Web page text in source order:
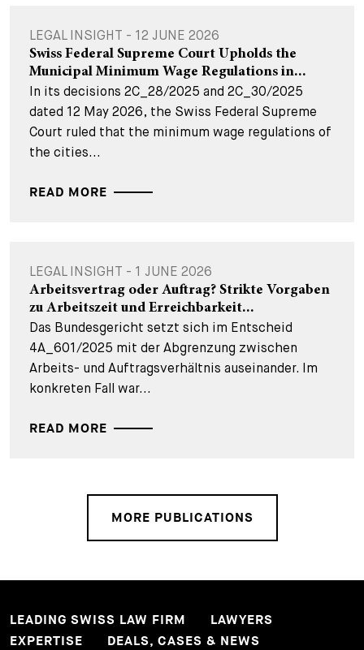
LEGAL INSIGHT - 12 JUNE 2026
Swiss Federal Supreme Court Upholds the
Municipal Minimum Wage Regulations in...
In its decisions 2C_28/2025 and 2C_30/2025
dated 12 May 2026, the Swiss Federal Supreme
Court ruled that the minimum wage regulations of
the cities...
READ MORE
LEGAL INSIGHT - 1 JUNE 2026
Arbeitsvertrag oder Auftrag? Strikte Vorgaben
zu Arbeitszeit und Erreichbarkeit...
Das Bundesgericht setzt sich im Entscheid
4A_601/2025 mit der Abgrenzung zwischen
Arbeits- und Auftragsverhältnis auseinander. Im
konkreten Fall war...
READ MORE
MORE PUBLICATIONS
LEADING SWISS LAW FIRM
LAWYERS
EXPERTISE
DEALS, CASES & NEWS